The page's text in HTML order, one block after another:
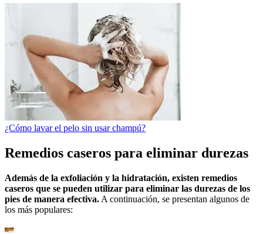
¿Cómo lavar el pelo sin usar champú?
Remedios caseros para eliminar durezas
Además de la exfoliación y la hidratación, existen remedios
caseros que se pueden utilizar para eliminar las durezas de los
pies de manera efectiva. A continuación, se presentan algunos de
los más populares: